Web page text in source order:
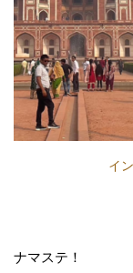
イ
ナマステ！